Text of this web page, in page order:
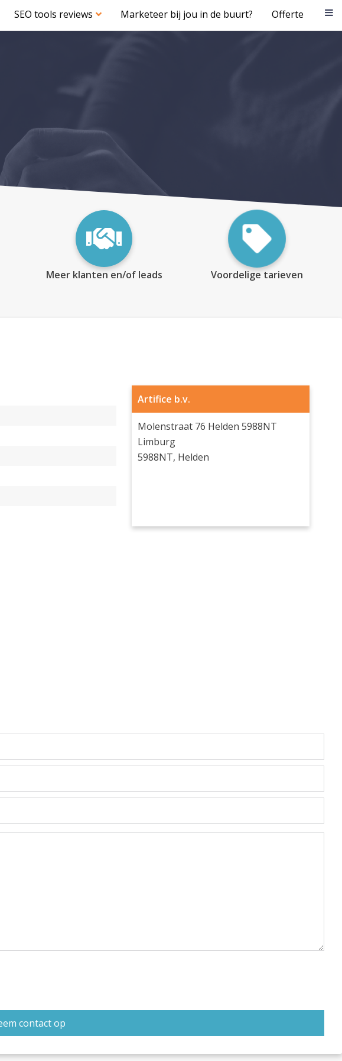
SEO tools reviews Marketeer bij jou in de buurt? Offerte
Meer klanten en/of leads Voordelige tarieven
Artifice b.v.
Molenstraat 76 Helden 5988NT
Limburg
5988NT, Helden